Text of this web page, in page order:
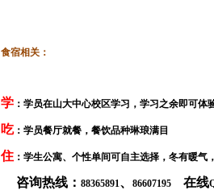
食宿相关：
学 ：学员在山大中心校区学习 ，学习之余即可体
吃：学员餐厅就餐，餐饮品种琳琅满目
住 ：学生公寓、个性单间可自主选择，冬有暖气
咨询热线： 88365891、 86607195 在线